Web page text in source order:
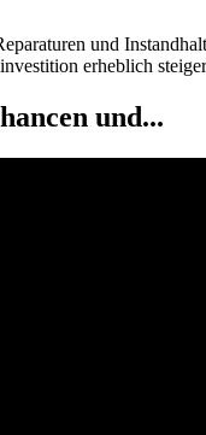
und
erheblich
und...